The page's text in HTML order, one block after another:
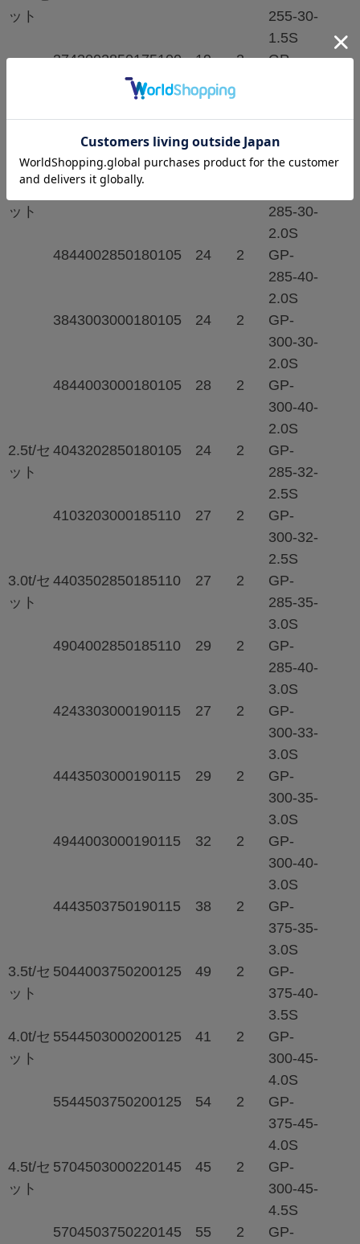
ット
255-30-
1.5S
3743002850175100 19 2
GP-
3843003000180105 22 2
GP-
300-30-
1.5S
ット
3002850 180
285-30-
2.0S
4844002850180105 24 2
GP-
285-40-
2.0S
3843003000180105 24 2
GP-
300-30-
2.0S
4844003000180105 28 2
GP-
300-40-
2.0S
2.5t/セ
ット
4043202850180105 24 2
GP-
285-32-
2.5S
4103203000185110 27 2
GP-
300-32-
2.5S
3.0t/セ
ット
4403502850185110 27 2
GP-
285-35-
3.0S
4904002850185110 29 2
GP-
285-40-
3.0S
4243303000190115 27 2
GP-
300-33-
3.0S
4443503000190115 29 2
GP-
300-35-
3.0S
4944003000190115 32 2
GP-
300-40-
3.0S
4443503750190115 38 2
GP-
375-35-
3.0S
3.5t/セ
ット
5044003750200125 49 2
GP-
375-40-
3.5S
4.0t/セ
ット
5544503000200125 41 2
GP-
300-45-
4.0S
5544503750200125 54 2
GP-
375-45-
4.0S
4.5t/セ
ット
5704503000220145 45 2
GP-
300-45-
4.5S
5704503750220145 55 2
GP-